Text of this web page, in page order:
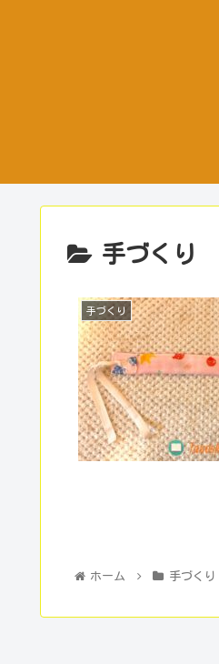
手づくり
手づくり
ホーム 手づくり